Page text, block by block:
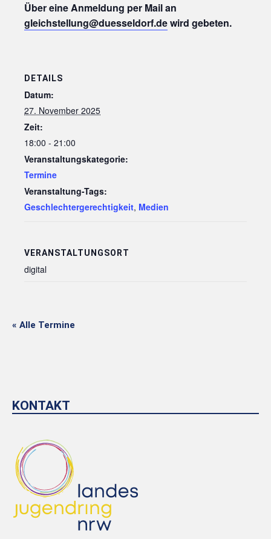
Über eine Anmeldung per Mail an
gleichstellung@duesseldorf.dewird gebeten.
DETAILS
Datum:
27. November 2025
Zeit:
18:00 - 21:00
Veranstaltungskategorie:
Termine
Veranstaltung-Tags:
Geschlechtergerechtigkeit, Medien
VERANSTALTUNGSORT
digital
« Alle Termine
KONTAKT